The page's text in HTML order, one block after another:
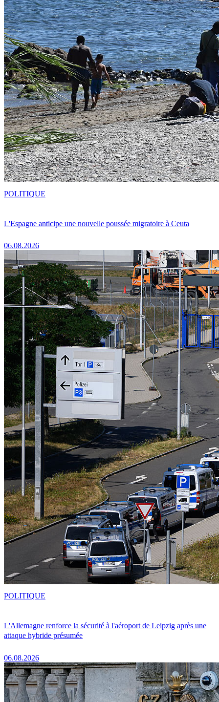
L'Espagne anticipe une nouvelle poussée migratoire à Ceuta
06.08.2026
POLITIQUE
L'Allemagne renforce la sécurité à l'aéroport de Leipzig après une
attaque hybride présumée
06.08.2026
POLITIQUE